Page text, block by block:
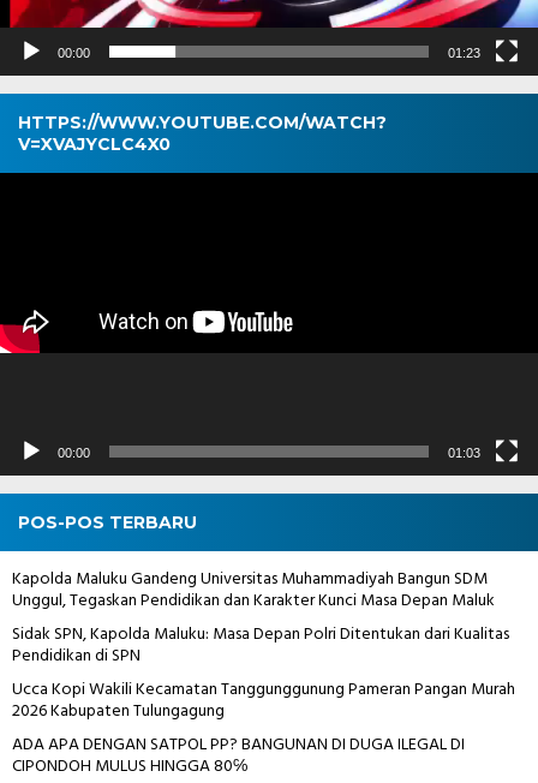
00:00 01:23
HTTPS://WWW.YOUTUBE.COM/WATCH?
V=XVAJYCLC4X0
Pemutar
00:00 01:03
POS-POS TERBARU
Kapolda Maluku Gandeng Universitas Muhammadiyah Bangun SDM
Unggul, Tegaskan Pendidikan dan Karakter Kunci Masa Depan Maluk
Sidak SPN, Kapolda Maluku: Masa Depan Polri Ditentukan dari Kualitas
Pendidikan di SPN
Ucca Kopi Wakili Kecamatan Tanggunggunung Pameran Pangan Murah
2026 Kabupaten Tulungagung
ADA APA DENGAN SATPOL PP? BANGUNAN DI DUGA ILEGAL DI
CIPONDOH MULUS HINGGA 80℅